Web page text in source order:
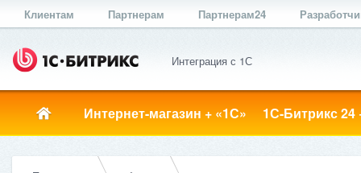
Клиентам Партнерам Партнерам24
Интеграция с 1С
Интернет-магазин + «1С» 1С-Битрикс 24